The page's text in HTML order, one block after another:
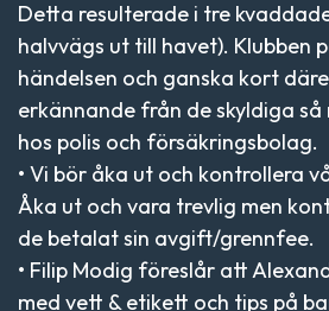
Detta resulterade i tre
halvvägs ut till havet). Klubben
händelsen och ganska kort
erkännande från de skyldiga
hos polis och försäkringsbolag.
• Vi bör åka ut och kontrollera
Åka ut och vara trevlig men
de betalat sin avgift/grennfee.
• Filip Modig föreslår att
med vett & etikett och tips på